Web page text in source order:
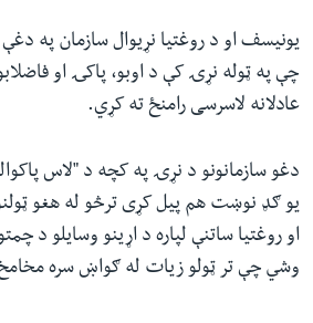
یونیسف او د روغتیا نړیوال سازمان په
چې په ټوله نړۍ کې د اوبو، پاکۍ او
عادلانه لاسرسی رامنځ ته کړي.
دغو سازمانونو د نړۍ په کچه د "لاس
یو ګډ نوښت هم پیل کړی ترڅو له هغو
او روغتیا ساتنې لپاره د اړینو وسایلو د
وشي چې تر ټولو زیات له ګواښ سره